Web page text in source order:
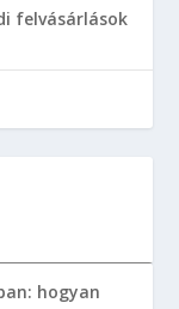
felvásárlások
hogyan